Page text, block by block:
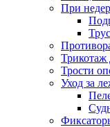
При
Трикотаж
Трости
Уход за